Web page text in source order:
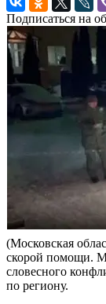
Подписаться на
(Московская
скорой помощи.
словесного
по региону.